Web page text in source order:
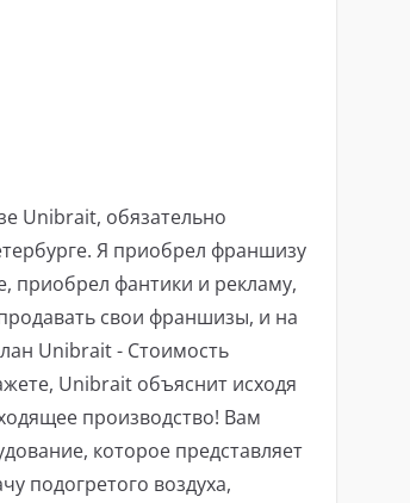
Unibrait, обязательно
Я приобрел франшизу
приобрел фантики и рекламу,
свои франшизы, и на
Unibrait - Стоимость
Unibrait объяснит исходя
производство! Вам
которое представляет
подогретого воздуха,